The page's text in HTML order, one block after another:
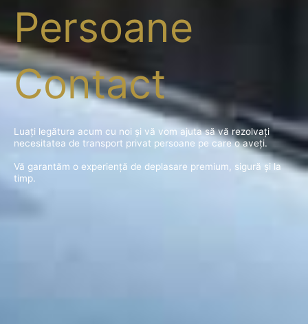
Persoane
Contact
Luați legătura acum cu noi și vă vom ajuta să vă rezolvați
necesitatea de transport privat persoane pe care o aveți.
Vă garantăm o experiență de deplasare premium, sigură și la
timp.